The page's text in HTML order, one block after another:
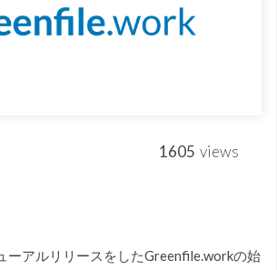
1605 views
ーアルリリースをしたGreenfile.workの始